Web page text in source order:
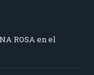
ROSA en el